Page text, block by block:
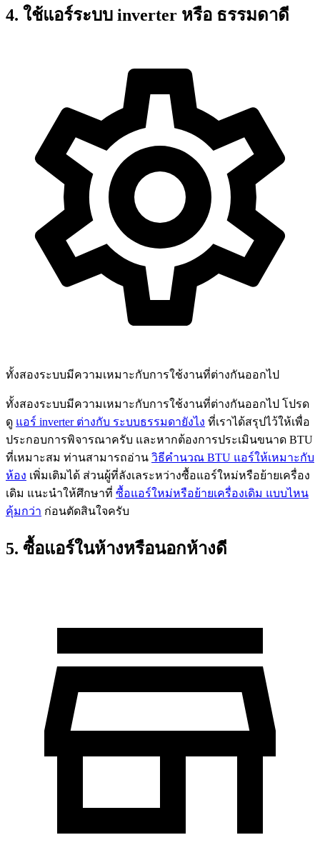
4. ใช้แอร์ระบบ inverter หรือ ธรรมดาดี
ทั้งสองระบบมีความเหมาะกับการใช้งานที่ต่างกันออกไป
ทั้งสองระบบมีความเหมาะกับการใช้งานที่ต่างกันออกไป โปรด
ดู แอร์ inverter ต่างกับ ระบบธรรมดายังไง ที่เราได้สรุปไว้ให้เพื่อ
ประกอบการพิจารณาครับ และหากต้องการประเมินขนาด BTU
ที่เหมาะสม ท่านสามารถอ่าน วิธีคำนวณ BTU แอร์ให้เหมาะกับ
ห้อง เพิ่มเติมได้ ส่วนผู้ที่ลังเลระหว่างซื้อแอร์ใหม่หรือย้ายเครื่อง
เดิม แนะนำให้ศึกษาที่ ซื้อแอร์ใหม่หรือย้ายเครื่องเดิม แบบไหน
คุ้มกว่า ก่อนตัดสินใจครับ
5. ซื้อแอร์ในห้างหรือนอกห้างดี